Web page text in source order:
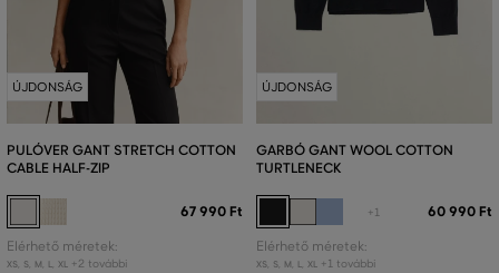
ÚJDONSÁG
PULÓVER GANT STRETCH COTTON
CABLE HALF-ZIP
67 990 Ft
Elérhető méretek:
XS, S, M L XL +2 további
ÚJDONSÁG
GARBÓ GANT WOOL COTTON
TURTLENECK
+1 60 990 Ft
Elérhető méretek:
XS, S, M L XL +1 további